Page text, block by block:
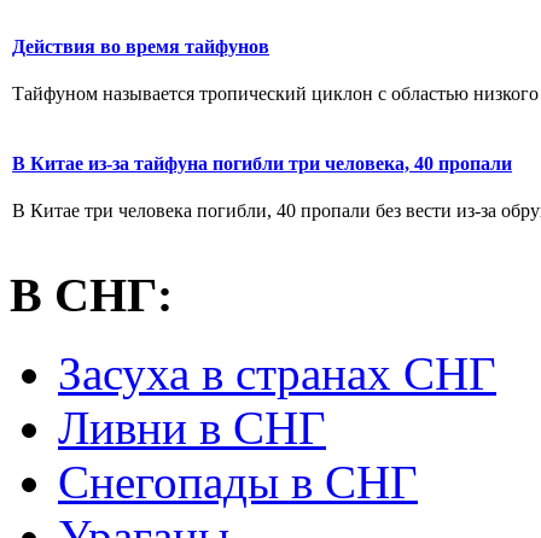
Действия во время тайфунов
Тайфуном называется тропический циклон с областью
В Китае из-за тайфуна погибли три человека, 40 пропали
В Китае три человека погибли, 40 пропали без вести из-за
В СНГ:
Засуха в странах СНГ
Ливни в СНГ
Снегопады в СНГ